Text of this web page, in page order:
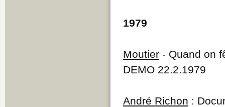
1979
Moutier - Quand on
DEMO 22.2.1979
André Richon :